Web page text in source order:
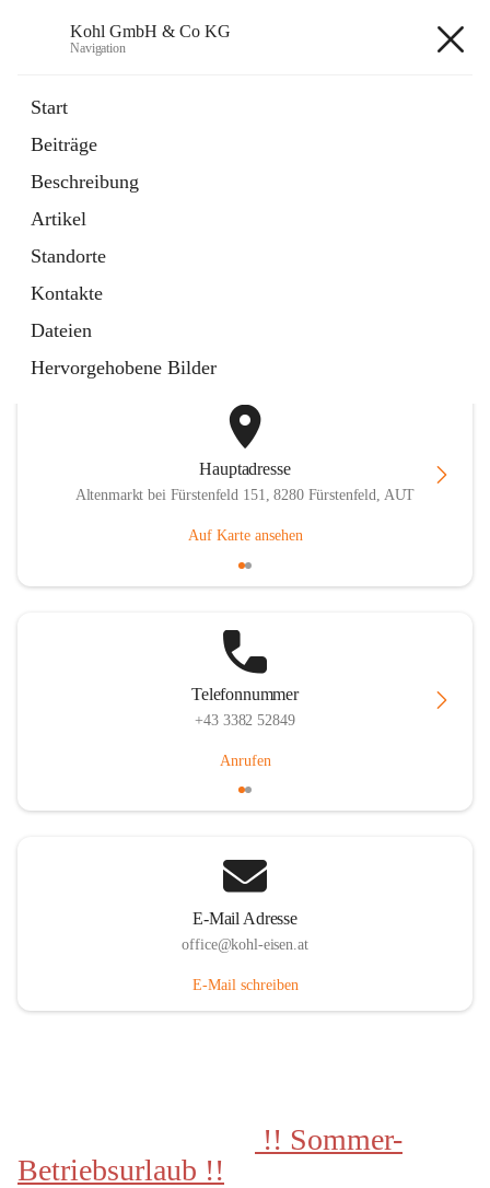
Kohl GmbH & Co KG
Navigation
Start
Beiträge
Beschreibung
Artikel
Standorte
Kontakte
Dateien
Hervorgehobene Bilder
2 Schnellzugriffe
FAQ
Artikel
öffnet
in
neuem
Tab
Hauptadresse
Altenmarkt bei Fürstenfeld 151, 8280 Fürstenfeld, AUT
Auf Karte ansehen
Telefonnummer
+43 3382 52849
Anrufen
E-Mail Adresse
office@kohl-eisen.at
E-Mail schreiben
!! Sommer-
Betriebsurlaub !!